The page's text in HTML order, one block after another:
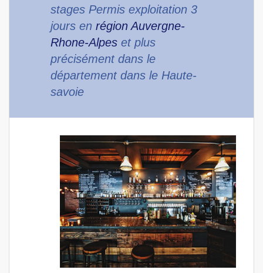
stages Permis exploitation 3
jours en région Auvergne-
Rhone-Alpes et plus
précisément dans le
département dans le Haute-
savoie